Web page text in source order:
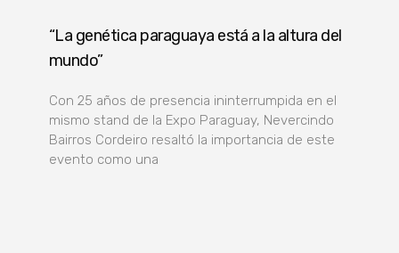
“La genética paraguaya está a la altura del
mundo”
Con 25 años de presencia ininterrumpida en el
mismo stand de la Expo Paraguay, Nevercindo
Bairros Cordeiro resaltó la importancia de este
evento como una